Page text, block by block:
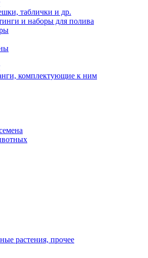
таблички и др.
и наборы для полива
комплектующие к ним
растения, прочее